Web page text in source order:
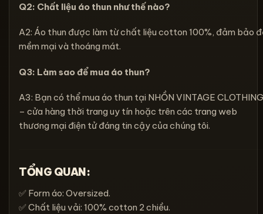
Q2: Chất liệu áo thun như thế nào?
A2: Áo thun được làm từ chất liệu cotton 100%, đảm bảo
mềm mại và thoáng mát.
Q3: Làm sao để mua áo thun?
A3: Bạn có thể mua áo thun tại NHỒN VINTAGE CLOTHING
– cửa hàng thời trang uy tín hoặc trên các trang web
thương mại điện tử đáng tin cậy của chúng tôi.
TỔNG QUAN:
✅ Form áo: Oversized.
✅ Chất liệu vải: 100% cotton 2 chiều.